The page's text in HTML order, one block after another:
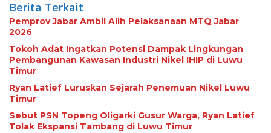
Berita Terkait
Pemprov Jabar Ambil Alih Pelaksanaan MTQ Jabar
2026
Tokoh Adat Ingatkan Potensi Dampak Lingkungan
Pembangunan Kawasan Industri Nikel IHIP di Luwu
Timur
Ryan Latief Luruskan Sejarah Penemuan Nikel Luwu
Timur
Sebut PSN Topeng Oligarki Gusur Warga, Ryan Latief
Tolak Ekspansi Tambang di Luwu Timur